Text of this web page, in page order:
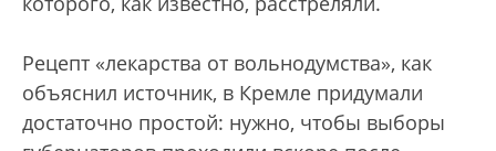
Рецепт «лекарства от вольнодумства», как
объяснил источник, в Кремле придумали
достаточно простой: нужно, чтобы выборы